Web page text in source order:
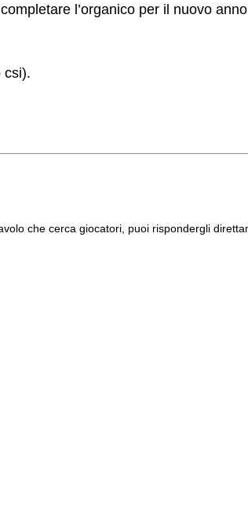
l’organico per il nuovo
csi).
che cerca giocatori, puoi rispondergli